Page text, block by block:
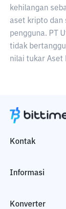
kehilangan
aset kripto dan
pengguna. PT
tidak
nilai tukar Aset
Kontak
Informasi
Konverter